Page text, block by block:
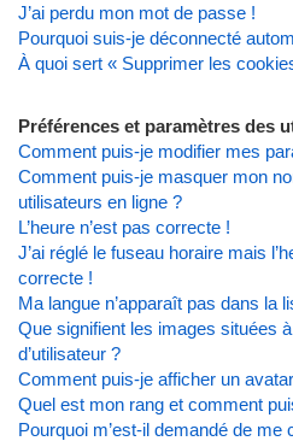
J’ai perdu mon mot de passe !
Pourquoi suis-je déconnecté
À quoi sert « Supprimer les
Préférences et paramètres des
Comment puis-je modifier mes
Comment puis-je masquer mon
utilisateurs en ligne ?
L’heure n’est pas correcte !
J’ai réglé le fuseau horaire mais
correcte !
Ma langue n’apparaît pas dans la
Que signifient les images situées
d’utilisateur ?
Comment puis-je afficher un
Quel est mon rang et comment
Pourquoi m’est-il demandé de